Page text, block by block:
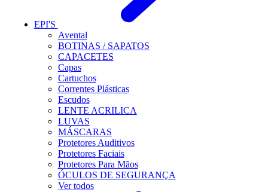
EPI'S
Avental
BOTINAS / SAPATOS
CAPACETES
Capas
Cartuchos
Correntes Plásticas
Escudos
LENTE ACRILICA
LUVAS
MÁSCARAS
Protetores Auditivos
Protetores Faciais
Protetores Para Mãos
ÓCULOS DE SEGURANÇA
Ver todos